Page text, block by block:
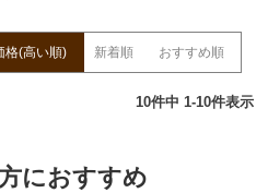
格(高い順) 新着順 おすすめ順
10件中 1-10件表示
におすすめ